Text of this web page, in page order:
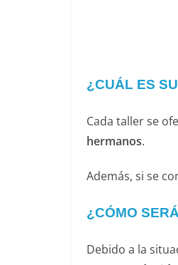
¿CUÁL ES
Cada taller se
hermanos.
Además, si se
¿CÓMO
Debido a la